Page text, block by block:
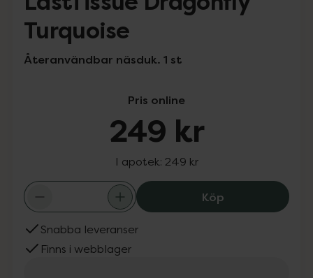
Turquoise
Återanvändbar näsduk. 1 st
Pris online
249 kr
I apotek: 249 kr
KöpLastTissue
Snabba leveranser
Finns i webblager